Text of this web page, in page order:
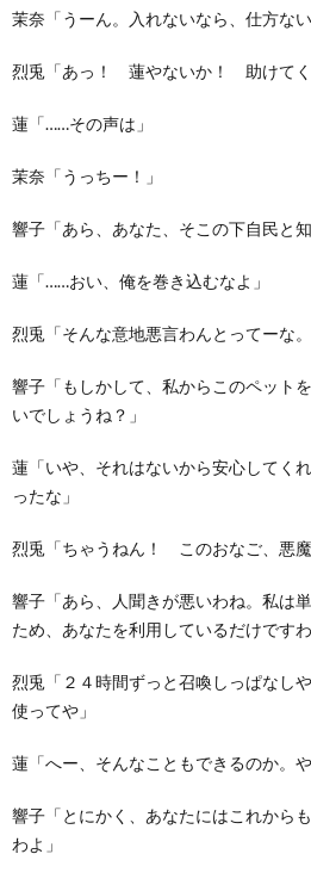
茉奈「うーん。入れないなら、仕方ない
烈兎「あっ！ 蓮やないか！ 助けてく
蓮「……その声は」
茉奈「うっちー！」
響子「あら、あなた、そこの下自民と
蓮「……おい、俺を巻き込むなよ」
烈兎「そんな意地悪言わんとってーな
響子「もしかして、私からこのペット
いでしょうね？」
蓮「いや、それはないから安心してく
ったな」
烈兎「ちゃうねん！ このおなご、悪魔
響子「あら、人聞きが悪いわね。私は
ため、あなたを利用しているだけですわ
烈兎「２４時間ずっと召喚しっぱなし
使ってや」
蓮「へー、そんなこともできるのか。
響子「とにかく、あなたにはこれから
わよ」